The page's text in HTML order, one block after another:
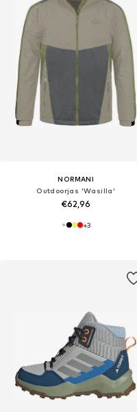
NORMANI
Outdoorjas 'Wasilla'
€62,96
+3